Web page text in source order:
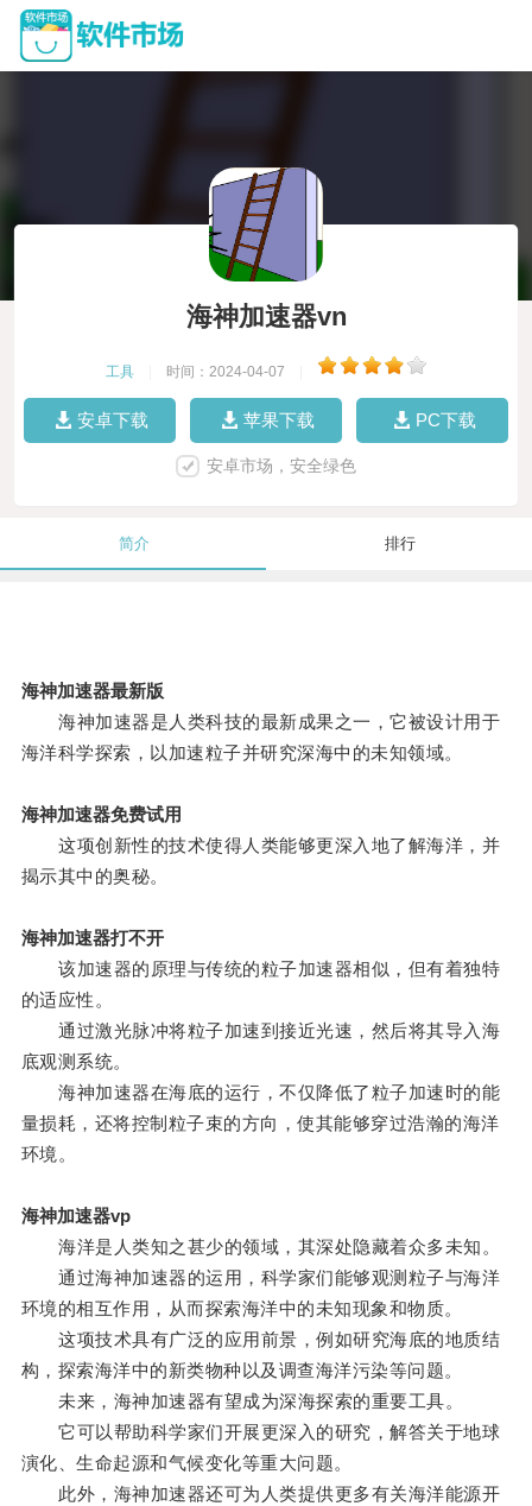
海神加速器vn
工具 时间：2024-04-07
安卓下载 苹果下载 PC下载
安卓市场，安全绿色
简介 排行
海神加速器最新版
海神加速器是人类科技的最新成果之一，它被设计用于
海洋科学探索，以加速粒子并研究深海中的未知领域。
海神加速器免费试用
这项创新性的技术使得人类能够更深入地了解海洋，并
揭示其中的奥秘。
海神加速器打不开
该加速器的原理与传统的粒子加速器相似，但有着独特
的适应性。
通过激光脉冲将粒子加速到接近光速，然后将其导入海
底观测系统。
海神加速器在海底的运行，不仅降低了粒子加速时的能
量损耗，还将控制粒子束的方向，使其能够穿过浩瀚的海洋
环境。
海神加速器vp
海洋是人类知之甚少的领域，其深处隐藏着众多未知。
通过海神加速器的运用，科学家们能够观测粒子与海洋
环境的相互作用，从而探索海洋中的未知现象和物质。
这项技术具有广泛的应用前景，例如研究海底的地质结
构，探索海洋中的新类物种以及调查海洋污染等问题。
未来，海神加速器有望成为深海探索的重要工具。
它可以帮助科学家们开展更深入的研究，解答关于地球
演化、生命起源和气候变化等重大问题。
此外，海神加速器还可为人类提供更多有关海洋能源开